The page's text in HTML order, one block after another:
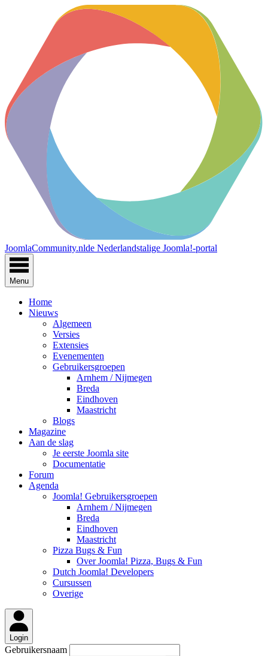
JoomlaCommunity.nlde Nederlandstalige Joomla!-portal
Menu
Home
Nieuws
Algemeen
Versies
Extensies
Evenementen
Gebruikersgroepen
Arnhem / Nijmegen
Breda
Eindhoven
Maastricht
Blogs
Magazine
Aan de slag
Je eerste Joomla site
Documentatie
Forum
Agenda
Joomla! Gebruikersgroepen
Arnhem / Nijmegen
Breda
Eindhoven
Maastricht
Pizza Bugs & Fun
Over Joomla! Pizza, Bugs & Fun
Dutch Joomla! Developers
Cursussen
Overige
Login
Gebruikersnaam